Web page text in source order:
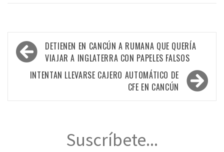
Navegación
de
entradas
DETIENEN EN CANCÚN A RUMANA QUE QUERÍA
VIAJAR A INGLATERRA CON PAPELES FALSOS
INTENTAN LLEVARSE CAJERO AUTOMÁTICO DE
CFE EN CANCÚN
Suscríbete...